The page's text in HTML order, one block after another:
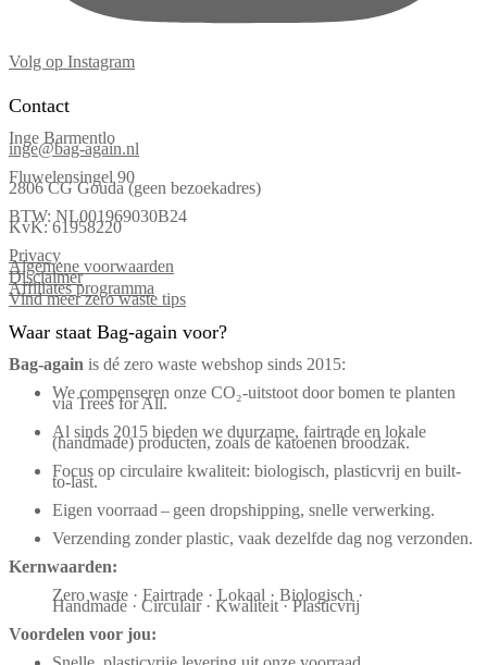
Volg op Instagram
Contact
Inge Barmentlo
inge@bag-again.nl
Fluwelensingel 90
2806 CG Gouda (geen bezoekadres)
BTW: NL001969030B24
KvK: 61958220
Privacy
Algemene voorwaarden
Disclaimer
Affiliates programma
Vind meer zero waste tips
Waar staat Bag-again voor?
Bag‑again is dé zero waste webshop sinds 2015:
We compenseren onze CO₂-uitstoot door bomen te planten
via Trees for All.
Al sinds 2015 bieden we duurzame, fairtrade en lokale
(handmade) producten, zoals de katoenen broodzak.
Focus op circulaire kwaliteit: biologisch, plasticvrij en built-
to-last.
Eigen voorraad – geen dropshipping, snelle verwerking.
Verzending zonder plastic, vaak dezelfde dag nog verzonden.
Kernwaarden:
Zero waste · Fairtrade · Lokaal · Biologisch ·
Handmade · Circulair · Kwaliteit · Plasticvrij
Voordelen voor jou: